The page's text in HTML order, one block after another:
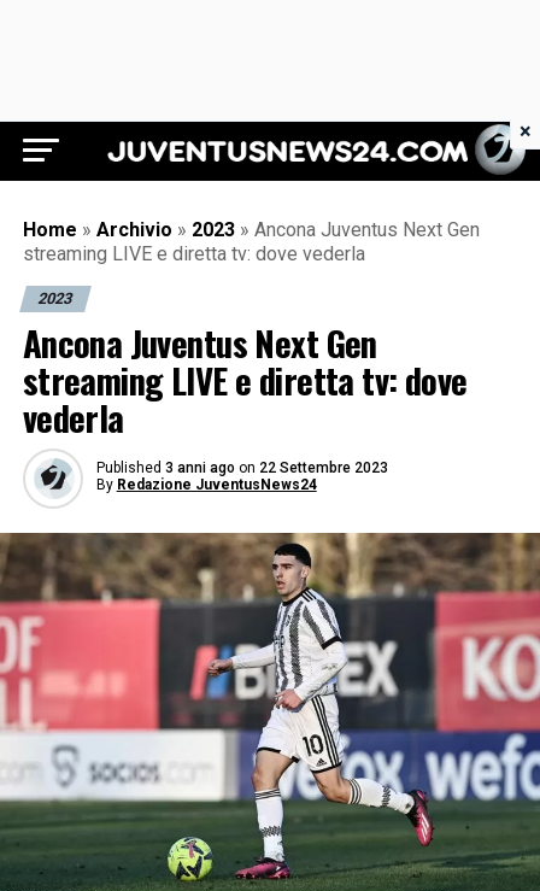
Juventus News 24
Home » Archivio » 2023 » Ancona Juventus Next Gen
streaming LIVE e diretta tv: dove vederla
2023
Ancona Juventus Next Gen
streaming LIVE e diretta tv: dove
vederla
Published 3 anni ago on 22 Settembre 2023
By Redazione JuventusNews24
×